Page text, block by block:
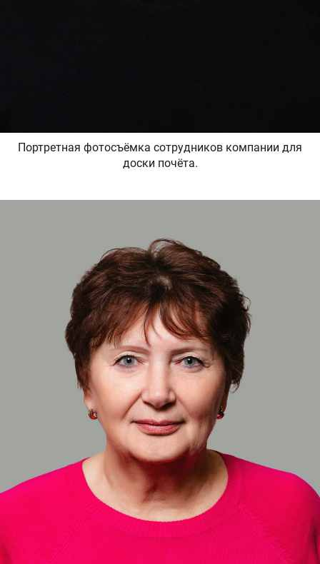
Портретная фотосъёмка сотрудников компании для
доски почёта.